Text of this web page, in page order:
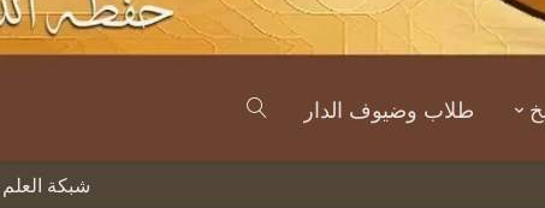
طلاب وضيوف الدار
شبكة العلم